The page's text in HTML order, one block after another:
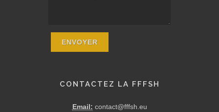
CONTACTEZ LA FFFSH
Email: contact@fffsh.eu